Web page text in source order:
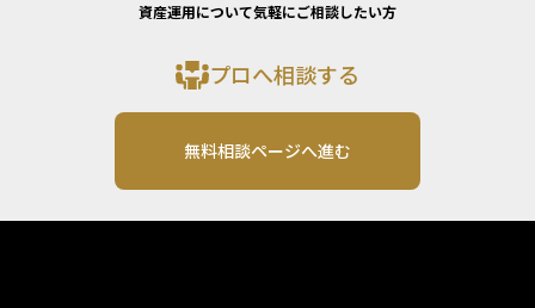
資産運用について気軽にご相談したい方
プロへ相談する
無料相談ページへ進む